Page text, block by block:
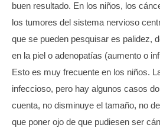
buen resultado. En los niños, los
los tumores del sistema nervioso
que se pueden pesquisar es palidez,
en la piel o adenopatías (aumento o
Esto es muy frecuente en los niños.
infeccioso, pero hay algunos casos
cuenta, no disminuye el tamaño, no
que poner ojo de que pudiesen ser